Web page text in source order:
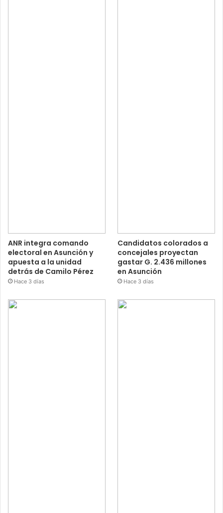
ANR integra comando
electoral en Asunción y
apuesta a la unidad
detrás de Camilo Pérez
Hace 3 días
Candidatos colorados a
concejales proyectan
gastar G. 2.436 millones
en Asunción
Hace 3 días